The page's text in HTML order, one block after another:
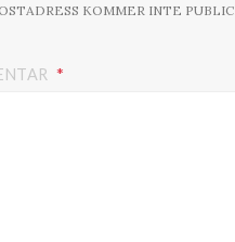
KOMMER INTE